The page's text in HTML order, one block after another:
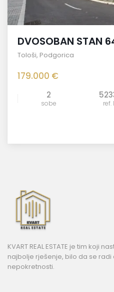
DVOSOBAN STAN
Tološi, Podgorica
179.000 €
2
sobe ref.
KVART REAL ESTATE je tim koji
najbolje rješenje, bilo da se radi
nepokretnosti.